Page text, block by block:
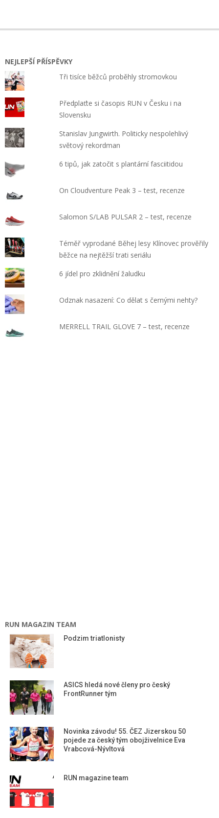
NEJLEPŠÍ PŘÍSPĚVKY
Tři tisíce běžců proběhly stromovkou
Předplaťte si časopis RUN v Česku i na
Slovensku
Stanislav Jungwirth. Politicky nespolehlivý
světový rekordman
6 tipů, jak zatočit s plantární fasciitidou
On Cloudventure Peak 3 – test, recenze
Salomon S/LAB PULSAR 2 – test, recenze
Téměř vyprodané Běhej lesy Klínovec prověřily
běžce na nejtěžší trati seriálu
6 jídel pro zklidnění žaludku
Odznak nasazení: Co dělat s černými nehty?
MERRELL TRAIL GLOVE 7 – test, recenze
RUN MAGAZIN TEAM
Podzim triatlonisty
ASICS hledá nové členy pro český
FrontRunner tým
Novinka závodu! 55. ČEZ Jizerskou 50
pojede za český tým obojživelnice Eva
Vrabcová-Nývltová
RUN magazine team